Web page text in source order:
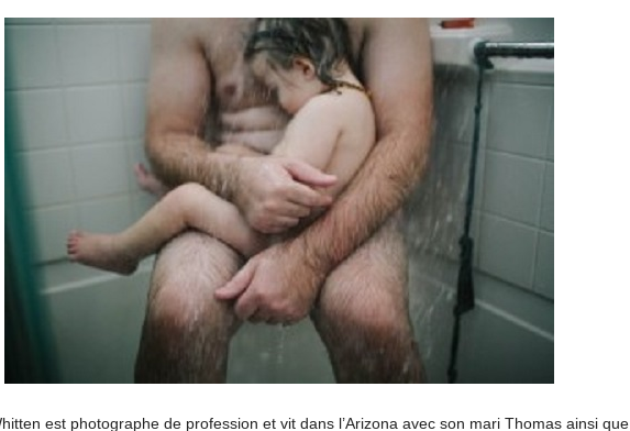
est photographe de profession et vit dans l’Arizona avec son mari Thomas ainsi que